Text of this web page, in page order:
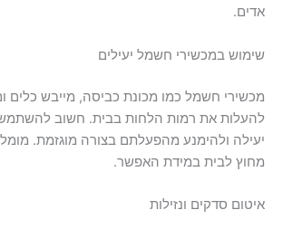
אדים.
שימוש במכשירי חשמל יעילים
מכשירי חשמל כמו מכונת כביסה, מייבש כלים
להעלות את רמות הלחות בבית. חשוב
יעילה ולהימנע מהפעלתם בצורה מוגזמת.
מחוץ לבית במידת האפשר.
איטום סדקים ונזילות